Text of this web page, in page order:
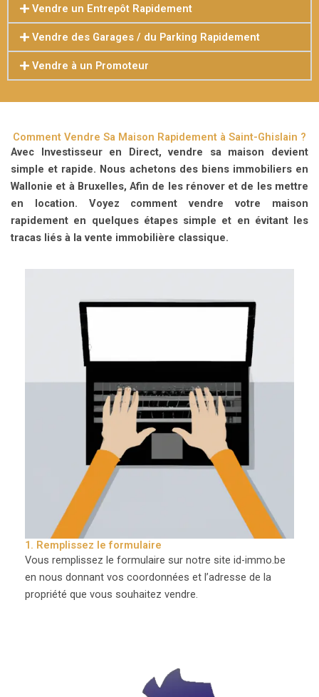
Vendre un Entrepôt Rapidement
Vendre des Garages / du Parking Rapidement
Vendre à un Promoteur
Comment Vendre Sa Maison Rapidement à Saint-Ghislain ?
Avec Investisseur en Direct, vendre sa maison devient
simple et rapide. Nous achetons des biens immobiliers en
Wallonie et à Bruxelles, Afin de les rénover et de les mettre
en location. Voyez comment vendre votre maison
rapidement en quelques étapes simple et en évitant les
tracas liés à la vente immobilière classique.
1. Remplissez le formulaire
Vous remplissez le formulaire sur notre site id-immo.be
en nous donnant vos coordonnées et l’adresse de la
propriété que vous souhaitez vendre.